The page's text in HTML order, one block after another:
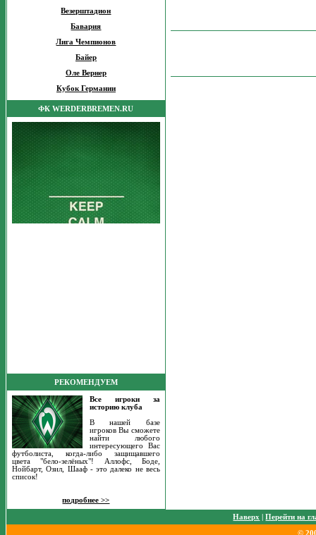
Везерштадион
Бавария
Лига Чемпионов
Байер
Оле Вернер
Кубок Германии
ФК WERDERBREMEN.RU
РЕКОМЕНДУЕМ
Все игроки за
историю клуба
В нашей базе
игроков Вы сможете
найти любого
интересующего Вас
футболиста, когда-либо защищавшего
цвета "бело-зелёных"! Аллофс, Боде,
Нойбарт, Озил, Шааф - это далеко не весь
список!
подробнее >>
Наверх |Перейти на
©